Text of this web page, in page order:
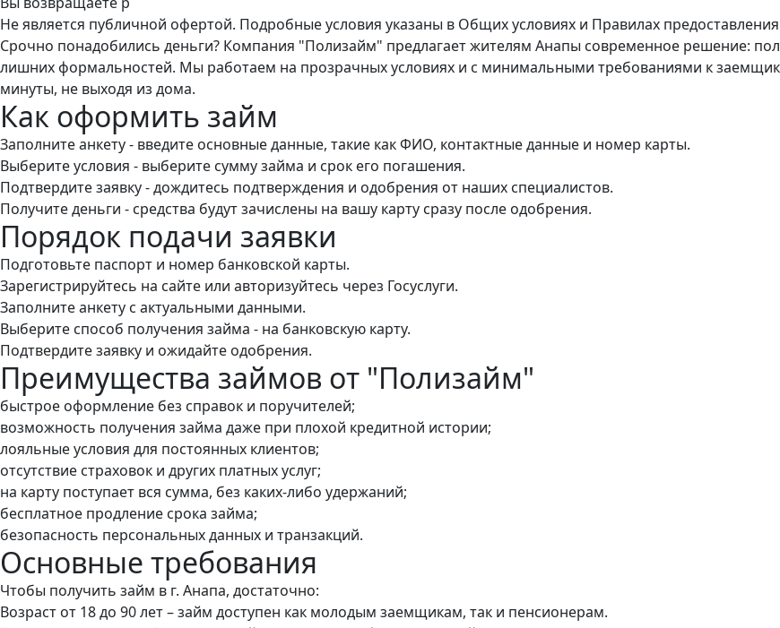
Не является публичной офертой. Подробные условия указаны в Общих условиях и Правилах
Срочно понадобились деньги? Компания "Полизайм" предлагает жителям Анапы современное решение:
лишних формальностей. Мы работаем на прозрачных условиях и с минимальными требованиями к
минуты, не выходя из дома.
Как оформить займ
Заполните анкету - введите основные данные, такие как ФИО, контактные данные и номер карты.
Выберите условия - выберите сумму займа и срок его погашения.
Подтвердите заявку - дождитесь подтверждения и одобрения от наших специалистов.
Получите деньги - средства будут зачислены на вашу карту сразу после одобрения.
Порядок подачи заявки
Подготовьте паспорт и номер банковской карты.
Зарегистрируйтесь на сайте или авторизуйтесь через Госуслуги.
Заполните анкету с актуальными данными.
Выберите способ получения займа - на банковскую карту.
Подтвердите заявку и ожидайте одобрения.
Преимущества займов от "Полизайм"
быстрое оформление без справок и поручителей;
возможность получения займа даже при плохой кредитной истории;
лояльные условия для постоянных клиентов;
отсутствие страховок и других платных услуг;
на карту поступает вся сумма, без каких-либо удержаний;
бесплатное продление срока займа;
безопасность персональных данных и транзакций.
Основные требования
Чтобы получить займ в г. Анапа, достаточно:
Возраст от 18 до 90 лет – займ доступен как молодым заемщикам, так и пенсионерам.